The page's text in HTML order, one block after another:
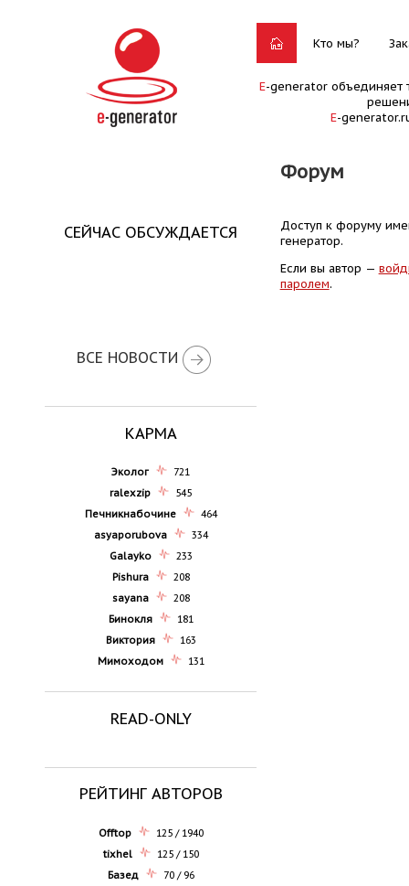
Кто мы?
E-generator объединяет
E-
Форум
СЕЙЧАС ОБСУЖДАЕТСЯ
ВСЕ НОВОСТИ
КАРМА
Эколог
721
ralexzip
545
Печникнабочине
464
asyaporubova
334
Galayko
233
Pishura
208
sayana
208
Бинокля
181
Виктория
163
Мимоходом
131
READ-ONLY
РЕЙТИНГ АВТОРОВ
Offtop
125 / 1940
tixhel
125 / 150
Базед
70 / 96
Доступ к форуму
генератор.
Если вы автор —
паролем.